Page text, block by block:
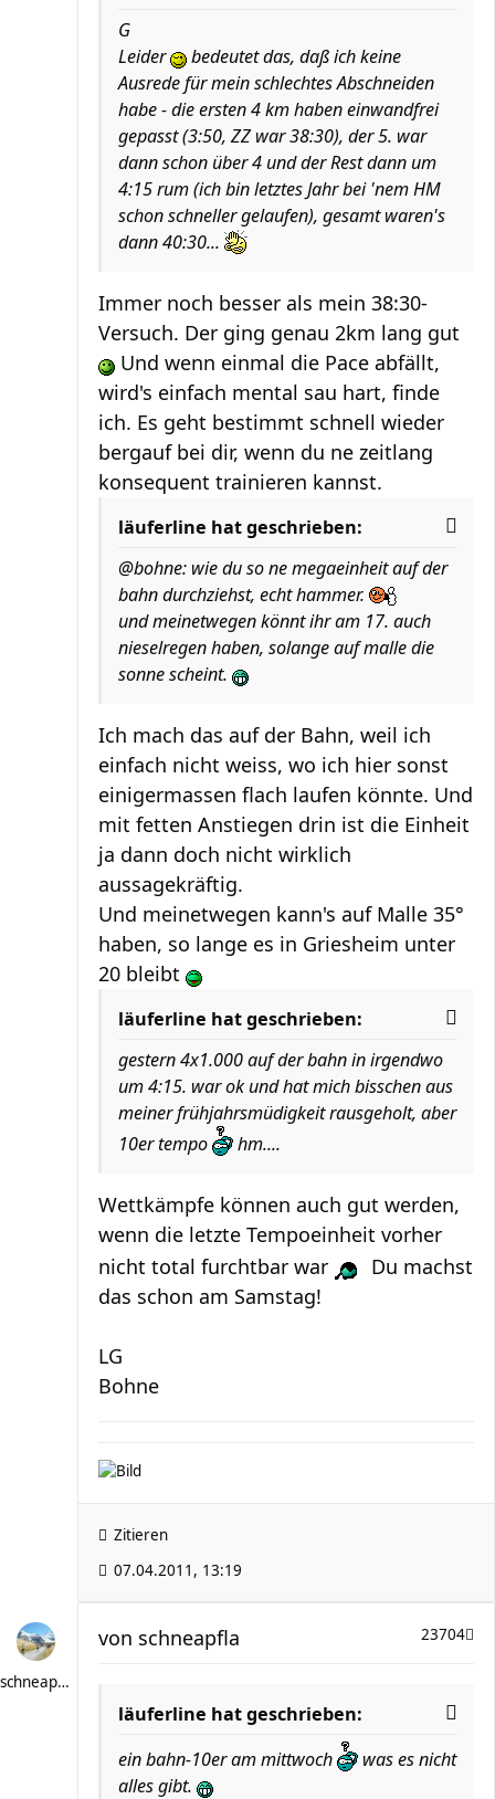
G
Leider
bedeutet das, daß ich keine
Ausrede für mein schlechtes Abschneiden
habe - die ersten 4 km haben einwandfrei
gepasst (3:50, ZZ war 38:30), der 5. war
dann schon über 4 und der Rest dann um
4:15 rum (ich bin letztes Jahr bei 'nem HM
schon schneller gelaufen), gesamt waren's
dann 40:30...
Immer noch besser als mein 38:30-
Versuch. Der ging genau 2km lang gut
Und wenn einmal die Pace abfällt,
wird's einfach mental sau hart, finde
ich. Es geht bestimmt schnell wieder
bergauf bei dir, wenn du ne zeitlang
konsequent trainieren kannst.
läuferline hat geschrieben:
@bohne: wie du so ne megaeinheit auf der
bahn durchziehst, echt hammer.
und meinetwegen könnt ihr am 17. auch
nieselregen haben, solange auf malle die
sonne scheint.
Ich mach das auf der Bahn, weil ich
einfach nicht weiss, wo ich hier sonst
einigermassen flach laufen könnte. Und
mit fetten Anstiegen drin ist die Einheit
ja dann doch nicht wirklich
aussagekräftig.
Und meinetwegen kann's auf Malle 35°
haben, so lange es in Griesheim unter
20 bleibt
läuferline hat geschrieben:
gestern 4x1.000 auf der bahn in irgendwo
um 4:15. war ok und hat mich bisschen aus
meiner frühjahrsmüdigkeit rausgeholt, aber
10er tempo
hm....
Wettkämpfe können auch gut werden,
wenn die letzte Tempoeinheit vorher
nicht total furchtbar war
Du machst
das schon am Samstag!
LG
Bohne
Zitieren
07.04.2011, 13:19
schneapfla
23704
von schneapfla
läuferline hat geschrieben:
ein bahn-10er am mittwoch
was es nicht
alles gibt.